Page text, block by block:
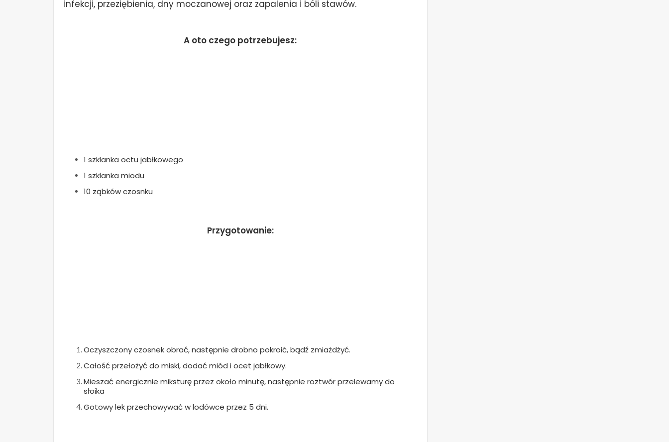
infekcji, przeziębienia, dny moczanowej oraz zapalenia i bóli stawów.
A oto czego potrzebujesz:
1 szklanka octu jabłkowego
1 szklanka miodu
10 ząbków czosnku
Przygotowanie:
Oczyszczony czosnek obrać, następnie drobno pokroić, bądź zmiażdżyć.
Całość przełożyć do miski, dodać miód i ocet jabłkowy.
Mieszać energicznie miksturę przez około minutę, następnie roztwór przelewamy do
słoika
Gotowy lek przechowywać w lodówce przez 5 dni.